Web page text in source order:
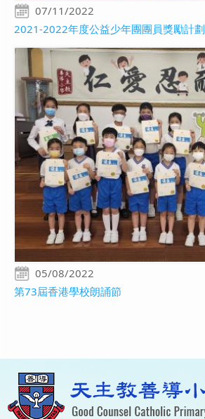
07/11/2022
2021-2022年度公益少年團團員獎勵計劃
05/08/2022
第73屆香港學校朗誦節